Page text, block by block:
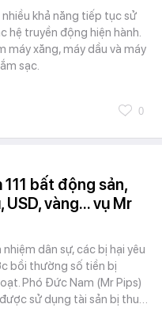
khả năng tiếp tục sử
hệ truyền động hiện hành.
máy xăng, máy dầu và máy
sạc.
0
bất động sản,
vàng... vụ Mr
nhiệm dân sự, các bị hại yêu
bồi thường số tiền bị
Phó Đức Nam (Mr Pips)
sử dụng tài sản bị thu…